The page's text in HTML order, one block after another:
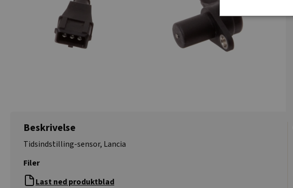
Beskrivelse
Tidsindstilling-sensor, Lancia
Filer
Last ned produktblad